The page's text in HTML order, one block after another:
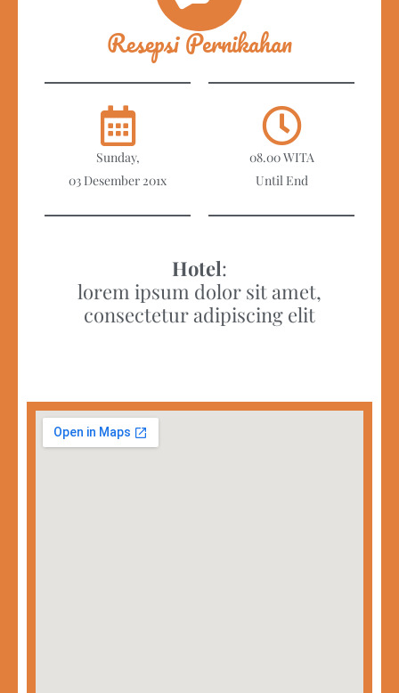
Resepsi Pernikahan
Sunday,
03 Desember 201x
08.00 WITA
Until End
Hotel:
lorem ipsum dolor sit amet,
consectetur adipiscing elit